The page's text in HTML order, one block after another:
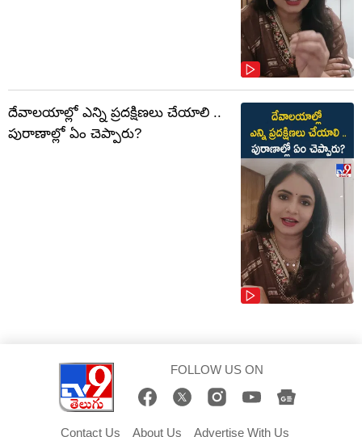
దేవాలయాల్లో ఎన్ని ప్రదక్షిణలు చేయాలి ..
పురాణాల్లో ఏం చెప్పారు?
FOLLOW US ON
Contact Us About Us Advertise With Us